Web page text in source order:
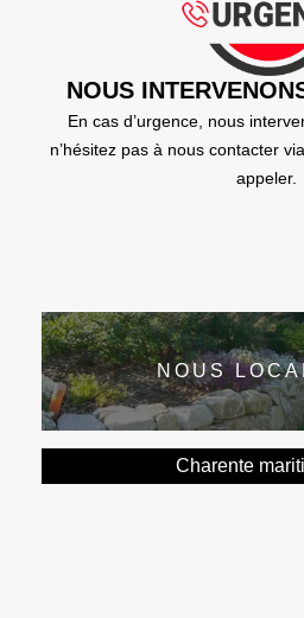
NOUS
En cas d’urgence, nous
n’hésitez pas à nous contacter
appeler.
NOUS
Charente